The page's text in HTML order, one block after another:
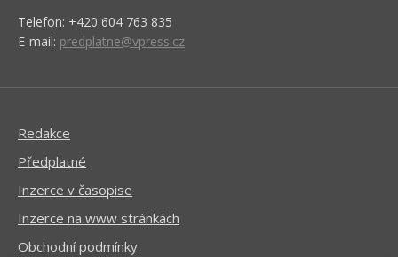
Telefon: +420 604 763 835
E-mail: predplatne@vpress.cz
Redakce
Předplatné
Inzerce v časopise
Inzerce na www stránkách
Obchodní podmínky